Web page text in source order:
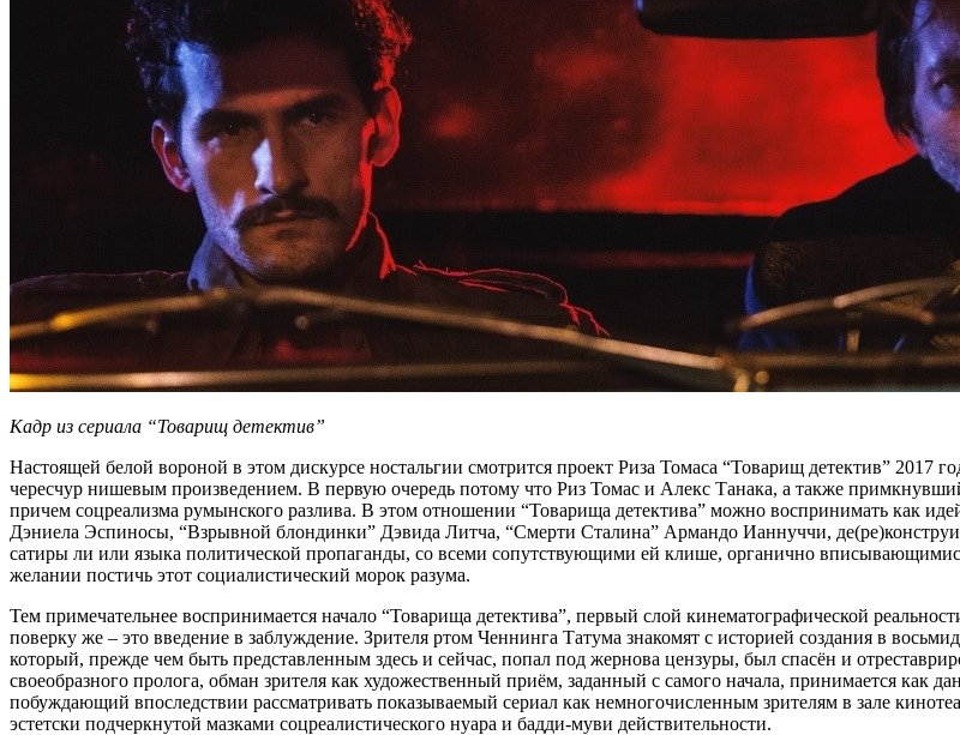
Кадр из сериала “Товарищ детектив”
Настоящей белой вороной в этом дискурсе ностальгии смотрится проект Риза Томаса “Товарищ детектив” 2017
чересчур нишевым произведением. В первую очередь потому что Риз Томас и Алекс Танака, а также
причем соцреализма румынского разлива. В этом отношении “Товарища детектива” можно воспринимать как
Дэниела Эспиносы, “Взрывной блондинки” Дэвида Литча, “Смерти Сталина” Армандо Ианнуччи,
сатиры ли или языка политической пропаганды, со всеми сопутствующими ей клише, органично
желании постичь этот социалистический морок разума.
Тем примечательнее воспринимается начало “Товарища детектива”, первый слой кинематографической
поверку же – это введение в заблуждение. Зрителя ртом Ченнинга Татума знакомят с историей создания в
который, прежде чем быть представленным здесь и сейчас, попал под жернова цензуры, был спасён и
своеобразного пролога, обман зрителя как художественный приём, заданный с самого начала, принимается как
побуждающий впоследствии рассматривать показываемый сериал как немногочисленным зрителям в зале
эстетски подчеркнутой мазками соцреалистического нуара и бадди-муви действительности.